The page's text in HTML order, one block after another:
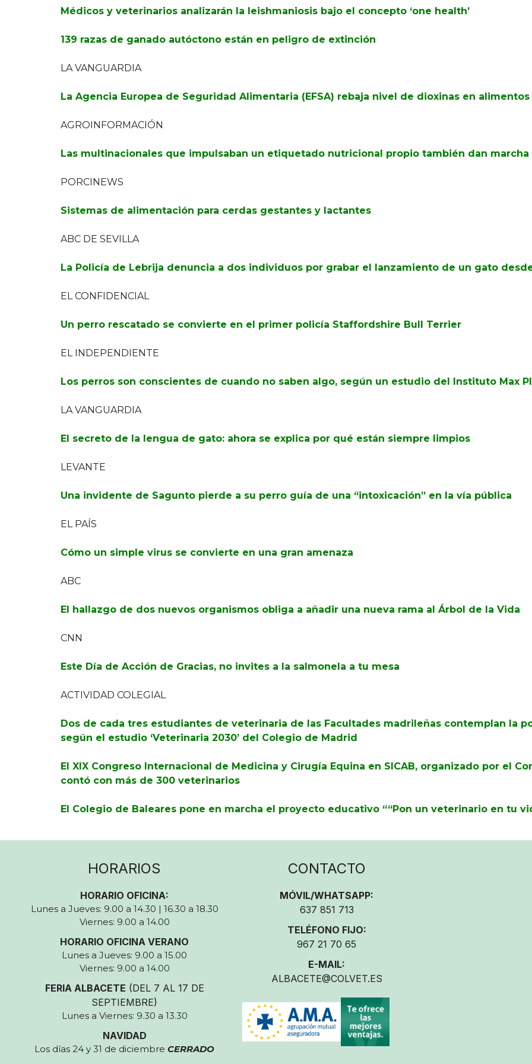
Médicos y veterinarios analizarán la leishmaniosis bajo el concepto ‘one health’
139 razas de ganado autóctono están en peligro de extinción
LA VANGUARDIA
La Agencia Europea de Seguridad Alimentaria (EFSA) rebaja nivel de dioxinas en
AGROINFORMACIÓN
Las multinacionales que impulsaban un etiquetado nutricional propio también dan marcha
PORCINEWS
Sistemas de alimentación para cerdas gestantes y lactantes
ABC DE SEVILLA
La Policía de Lebrija denuncia a dos individuos por grabar el lanzamiento de un gato
EL CONFIDENCIAL
Un perro rescatado se convierte en el primer policía Staffordshire Bull Terrier
EL INDEPENDIENTE
Los perros son conscientes de cuando no saben algo, según un estudio del Instituto Max
LA VANGUARDIA
El secreto de la lengua de gato: ahora se explica por qué están siempre limpios
LEVANTE
Una invidente de Sagunto pierde a su perro guía de una “intoxicación” en la vía pública
EL PAÍS
Cómo un simple virus se convierte en una gran amenaza
ABC
El hallazgo de dos nuevos organismos obliga a añadir una nueva rama al Árbol de la Vida
CNN
Este Día de Acción de Gracias, no invites a la salmonela a tu mesa
ACTIVIDAD COLEGIAL
Dos de cada tres estudiantes de veterinaria de las Facultades madrileñas contemplan la
según el estudio ‘Veterinaria 2030’ del Colegio de Madrid
El XIX Congreso Internacional de Medicina y Cirugía Equina en SICAB, organizado por el
contó con más de 300 veterinarios
El Colegio de Baleares pone en marcha el proyecto educativo ““Pon un veterinario en tu
HORARIOS
HORARIO OFICINA:
Lunes a Jueves: 9.00 a 14.30 | 16.30 a 18.30
Viernes: 9.00 a 14.00
HORARIO OFICINA VERANO
Lunes a Jueves: 9.00 a 15.00
Viernes: 9.00 a 14.00
FERIA ALBACETE (DEL 7 AL 17 DE
SEPTIEMBRE)
Lunes a Viernes: 9.30 a 13.30
NAVIDAD
Los días 24 y 31 de diciembreCERRADO
CONTACTO
MÓVIL/WHATSAPP:
637 851 713
TELÉFONO FIJO:
967 21 70 65
E-MAIL:
ALBACETE@COLVET.ES